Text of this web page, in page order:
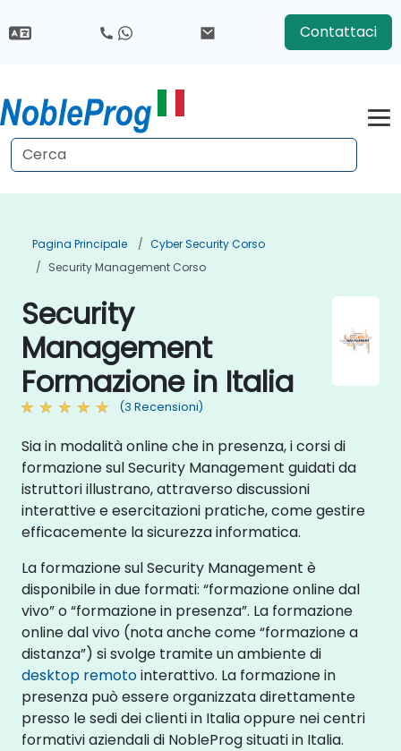
Contattaci
Pagina Principale
Cyber Security Corso
Security Management Corso
Security
Management
Formazione in Italia
(3 Recensioni)
Sia in modalità online che in presenza, i corsi di
formazione sul Security Management guidati da
istruttori illustrano, attraverso discussioni
interattive e esercitazioni pratiche, come gestire
efficacemente la sicurezza informatica.
La formazione sul Security Management è
disponibile in due formati: “formazione online dal
vivo” o “formazione in presenza”. La formazione
online dal vivo (nota anche come “formazione a
distanza”) si svolge tramite un ambiente di
desktop remotointerattivo. La formazione in
presenza può essere organizzata direttamente
presso le sedi dei clienti in Italia oppure nei centri
formativi aziendali di NobleProg situati in Italia.